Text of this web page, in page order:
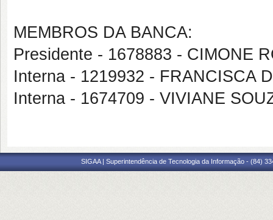
MEMBROS DA BANCA:
Presidente - 1678883 - CIMONE
Interna - 1219932 - FRANCISCA
Interna - 1674709 - VIVIANE
SIGAA | Superintendência de Tecnologia da Informação - (84)